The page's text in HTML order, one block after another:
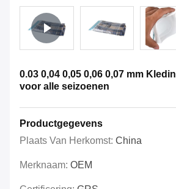
0.03 0,04 0,05 0,06 0,07 mm
voor alle seizoenen
Productgegevens
Plaats Van Herkomst: China
Merknaam: OEM